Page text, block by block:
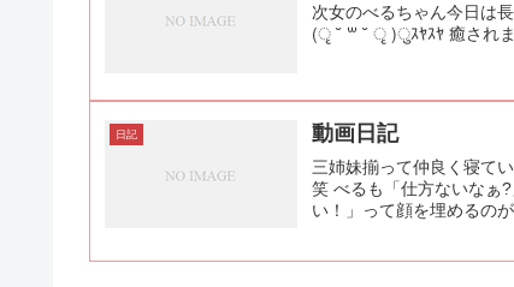
次女のべるちゃん今日は
(ृ ˘ ꒳ ˘ ृ )ुｽﾔｽﾔ 癒されま
日記 動画日記
三姉妹揃って仲良く寝て
笑 べるも「仕方ないなぁ
い！」って顔を埋めるの